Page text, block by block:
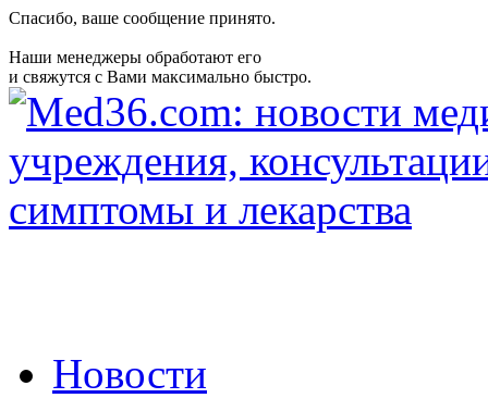
Спасибо, ваше сообщение принято.
Наши менеджеры обработают его
и свяжутся с Вами максимально быстро.
Новости